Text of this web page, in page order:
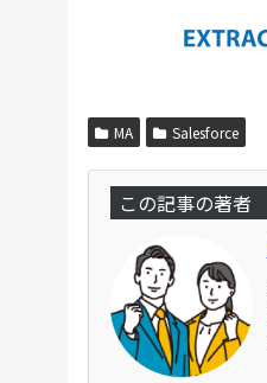
MA Salesforce
この記事の著者